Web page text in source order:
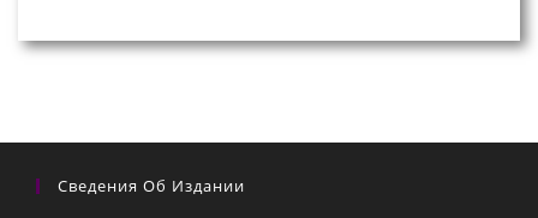
Сведения Об Издании